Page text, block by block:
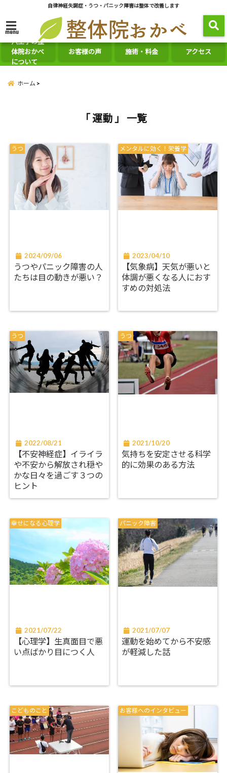
自律神経失調症・うつ・パニック障害は整体で改善します
menu
八王子の整
体院おかべ
について
お客様の声 施術・料金 アクセス
ホーム
「 運動 」 一覧
うつ
2024/09/06
うつやパニック障害の人
たちは目の動きが悪い？
メンタルに効く！栄養学
2023/04/10
【気象病】天気が悪いと
体調が悪くなる人におす
すめの対処法
うつ
2022/08/21
【不安神経症】イライラ
や不安から解放され穏や
かな日々を過ごす３つの
ヒント
うつ
2021/10/20
気持ちを安定させる科学
的に効果のある方法
幸せになる心理学
2021/07/22
【心理学】生真面目で悪
い点ばかり目につく人
パニック障害
2021/07/07
運動を始めてから不安感
が軽減した話
こどものこと お客様へのインタビュー